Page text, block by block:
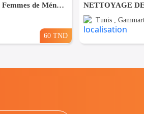
La Meilleure societe de Femmes de Ménage A Ain zaghouane
60 TND
Tunis ,